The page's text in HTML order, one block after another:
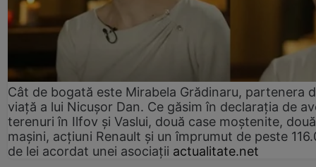
Cât de bogată este Mirabela Grădinaru, partenera
viață a lui Nicușor Dan. Ce găsim în declarația de
terenuri în Ilfov și Vaslui, două case moștenite, două
mașini, acțiuni Renault și un împrumut de peste
de lei acordat unei asociații actualitate.net